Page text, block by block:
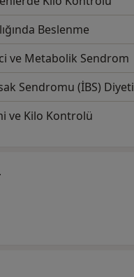
Beslenme
ve Metabolik Sendrom
Sendromu (İBS) Diyeti
ve Kilo Kontrolü